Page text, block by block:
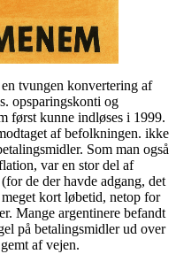
tvungen konvertering af
opsparingskonti og
først kunne indløses i 1999.
af befolkningen. ikke
Som man også
var en stor del af
de der havde adgang, det
kort løbetid, netop for
Mange argentinere befandt
på betalingsmidler ud over
af vejen.